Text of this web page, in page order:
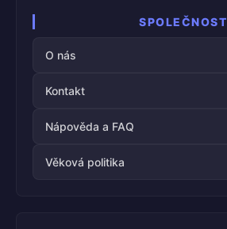
SPOLEČNOST
O nás
Kontakt
Nápověda a FAQ
Věková politika